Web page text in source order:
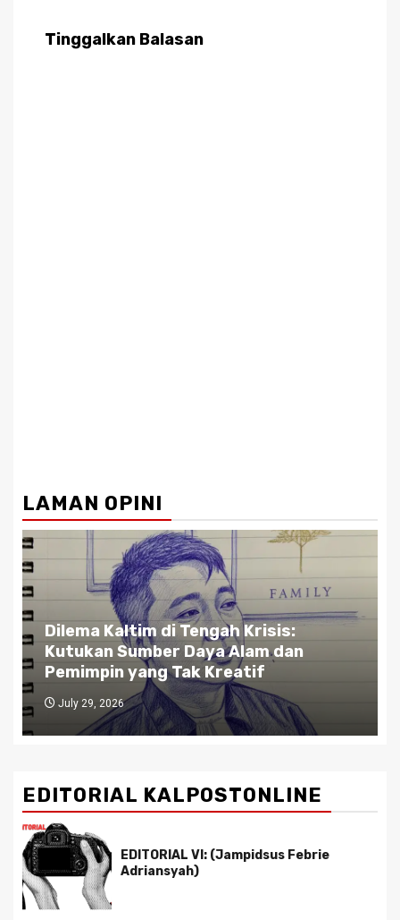
Tinggalkan Balasan
LAMAN OPINI
Dilema Kaltim di Tengah Krisis:
Kutukan Sumber Daya Alam dan
Pemimpin yang Tak Kreatif
July 29, 2026
EDITORIAL KALPOSTONLINE
EDITORIAL VI: (Jampidsus Febrie
Adriansyah)